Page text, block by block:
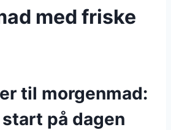
med friske
til morgenmad:
på dagen